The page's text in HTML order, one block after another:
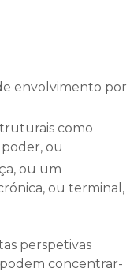
envolvimento por
como
ou
ou um
ou terminal,
perspetivas
concentrar-